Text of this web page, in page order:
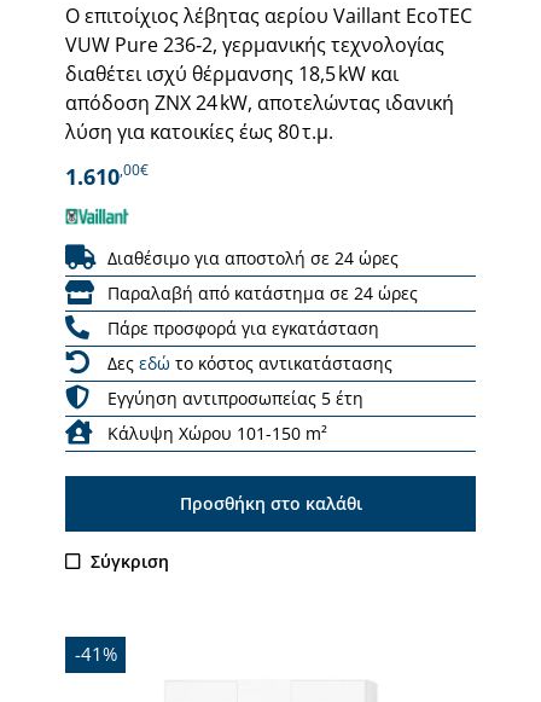
Ο επιτοίχιος λέβητας αερίου Vaillant EcoTEC
VUW Pure 236‑2, γερμανικής τεχνολογίας
διαθέτει ισχύ θέρμανσης 18,5 kW και
απόδοση ΖΝΧ 24 kW, αποτελώντας ιδανική
λύση για κατοικίες έως 80 τ.μ.
1.610,00€
Διαθέσιμο για αποστολή σε 24 ώρες
Παραλαβή από κατάστημα σε 24 ώρες
Πάρε προσφορά για εγκατάσταση
Δες εδώ το κόστος αντικατάστασης
Εγγύηση αντιπροσωπείας 5 έτη
Κάλυψη Χώρου 101-150 m²
Προσθήκη στο καλάθι
Σύγκριση
-41%